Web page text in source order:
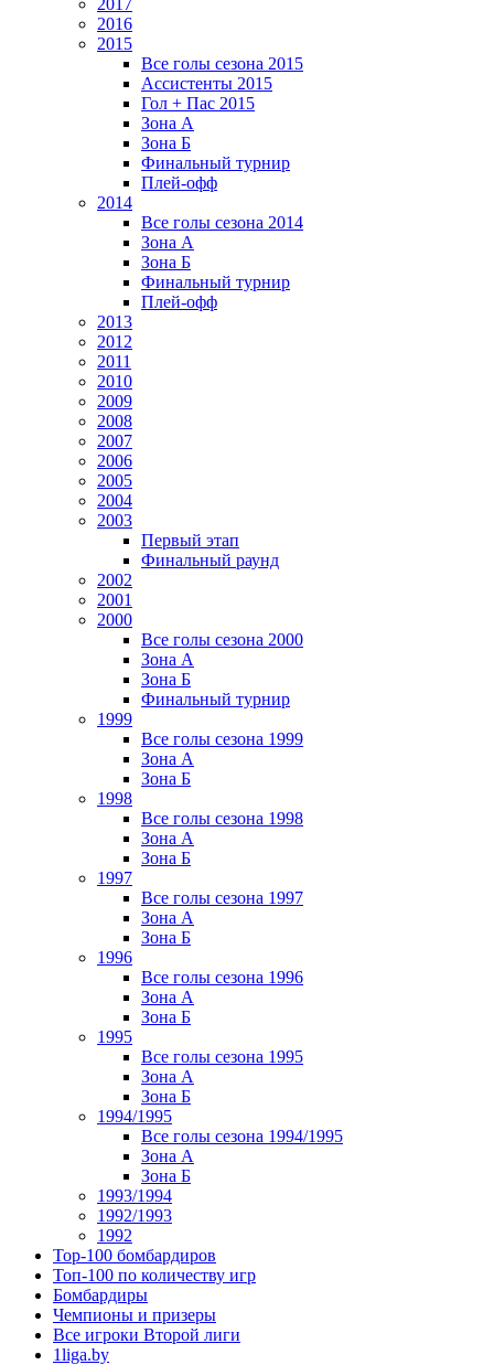
2017
2016
2015
Все голы сезона 2015
Ассистенты 2015
Гол + Пас 2015
Зона А
Зона Б
Финальный турнир
Плей-офф
2014
Все голы сезона 2014
Зона А
Зона Б
Финальный турнир
Плей-офф
2013
2012
2011
2010
2009
2008
2007
2006
2005
2004
2003
Первый этап
Финальный раунд
2002
2001
2000
Все голы сезона 2000
Зона А
Зона Б
Финальный турнир
1999
Все голы сезона 1999
Зона А
Зона Б
1998
Все голы сезона 1998
Зона А
Зона Б
1997
Все голы сезона 1997
Зона А
Зона Б
1996
Все голы сезона 1996
Зона А
Зона Б
1995
Все голы сезона 1995
Зона А
Зона Б
1994/1995
Все голы сезона 1994/1995
Зона А
Зона Б
1993/1994
1992/1993
1992
Top-100 бомбардиров
Топ-100 по количеству игр
Бомбардиры
Чемпионы и призеры
Все игроки Второй лиги
1liga.by